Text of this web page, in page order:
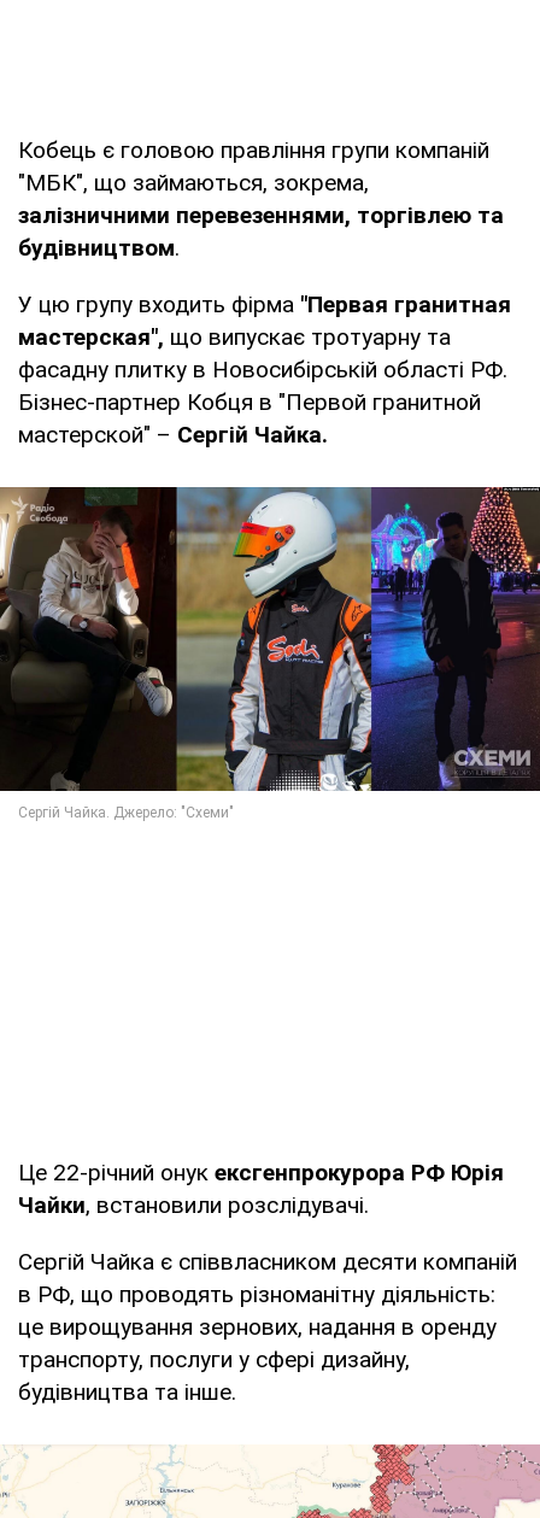
Кобець є головою правління групи компаній
"МБК", що займаються, зокрема,
залізничними перевезеннями, торгівлею та
будівництвом.
У цю групу входить фірма "Первая гранитная
мастерская", що випускає тротуарну та
фасадну плитку в Новосибірській області РФ.
Бізнес-партнер Кобця в "Первой гранитной
мастерской" – Сергій Чайка.
Це 22-річний онук ексгенпрокурора РФ Юрія
Чайки, встановили розслідувачі.
Сергій Чайка є співвласником десяти компаній
в РФ, що проводять різноманітну діяльність:
це вирощування зернових, надання в оренду
транспорту, послуги у сфері дизайну,
будівництва та інше.